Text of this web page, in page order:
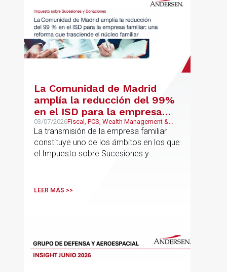
La Comunidad de Madrid
amplía la reducción del 99%
en el ISD para la empresa
familiar: una reforma que
trasciende el núcleo familiar
03/07/2026Fiscal, PCS, Wealth Management &
Family Business
La transmisión de la empresa familiar
constituye uno de los ámbitos en los que
el Impuesto sobre Sucesiones y
LEER MÁS >>